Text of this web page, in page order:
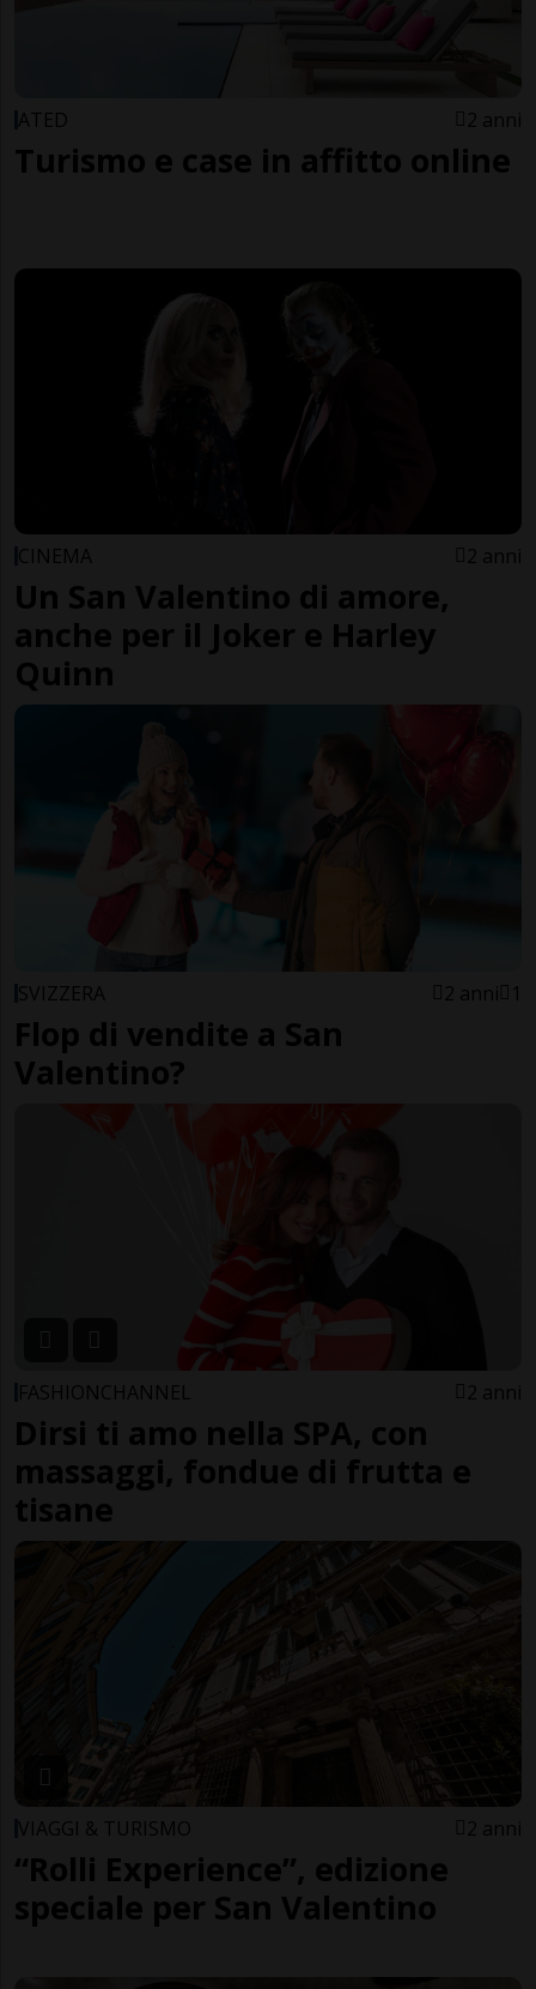
ATED 2 anni
Turismo e case in affitto online
CINEMA 2 anni
Un San Valentino di amore,
anche per il Joker e Harley
Quinn
SVIZZERA 2 anni 1
Flop di vendite a San
Valentino?
FASHIONCHANNEL 2 anni
Dirsi ti amo nella SPA, con
massaggi, fondue di frutta e
tisane
VIAGGI & TURISMO 2 anni
“Rolli Experience”, edizione
speciale per San Valentino